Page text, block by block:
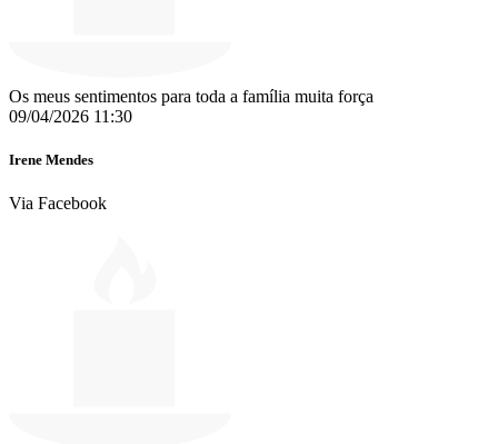
Os meus sentimentos para toda a família muita força
09/04/2026 11:30
Irene Mendes
Via Facebook